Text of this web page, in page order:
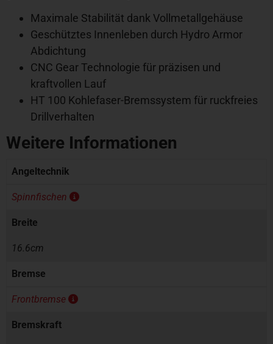
Maximale Stabilität dank Vollmetallgehäuse
Geschütztes Innenleben durch Hydro Armor
Abdichtung
CNC Gear Technologie für präzisen und
kraftvollen Lauf
HT 100 Kohlefaser-Bremssystem für ruckfreies
Drillverhalten
Weitere Informationen
Angeltechnik
Spinnfischen
Breite
16.6cm
Bremse
Frontbremse
Bremskraft